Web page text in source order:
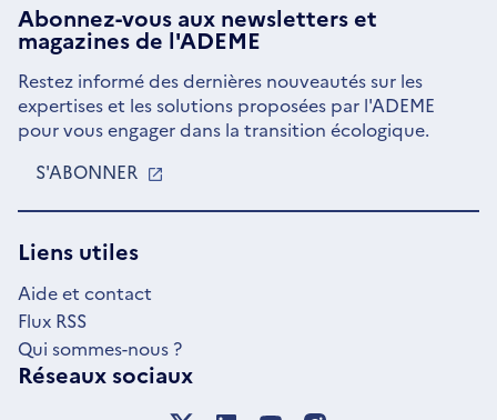
Abonnez-vous aux newsletterset
magazines de l'ADEME
Restez informé des dernières nouveautés sur les
expertises et les solutions proposées par l'ADEME
pour vous engager dans la transition écologique.
S'ABONNER
UNE
Liens utiles
Aide et contact
Flux RSS
Qui sommes-nous ?
Réseaux sociaux